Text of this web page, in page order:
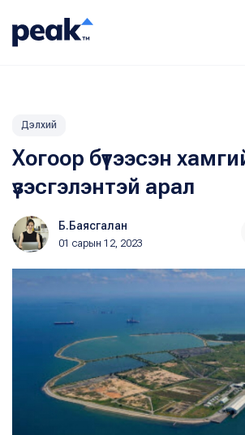
Дэлхий
Хогоор бүтээсэн
үзэсгэлэнтэй арал
Б.Баясгалан
01 сарын 12, 2023